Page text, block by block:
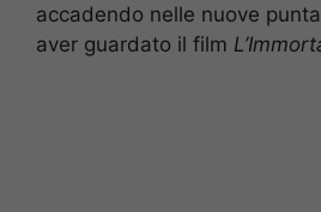
accadendo nelle nuove
aver guardato il film